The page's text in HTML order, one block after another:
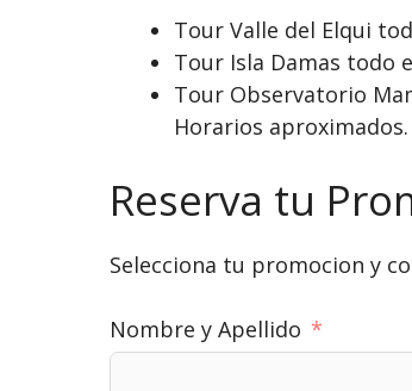
Tour Valle del Elqui
Tour Isla Damas todo
Tour Observatorio
Horarios
Reserva tu
Selecciona tu promocion y
Nombre y Apellido